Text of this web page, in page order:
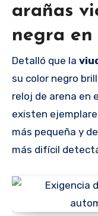
arañas
negra en
Detalló que la
su color negro
reloj de arena en
existen
más pequeña y
más difícil